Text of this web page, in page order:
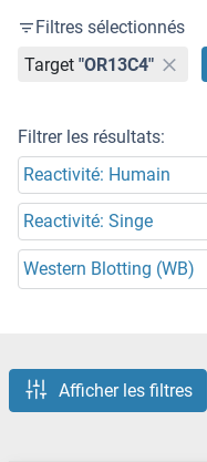
Filtres sélectionnés
Target "OR13C4"
Filtrer les résultats:
Reactivité: Humain
Reactivité: Singe
Western Blotting (WB)
Afficher les filtres